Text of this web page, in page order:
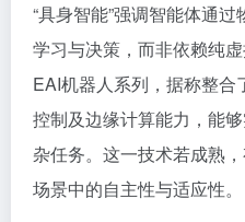
“具身智能”强调智能体通
学习与决策，而非依赖纯
EAI机器人系列，据称整
控制及边缘计算能力，能
杂任务。这一技术若成熟
场景中的自主性与适应性。